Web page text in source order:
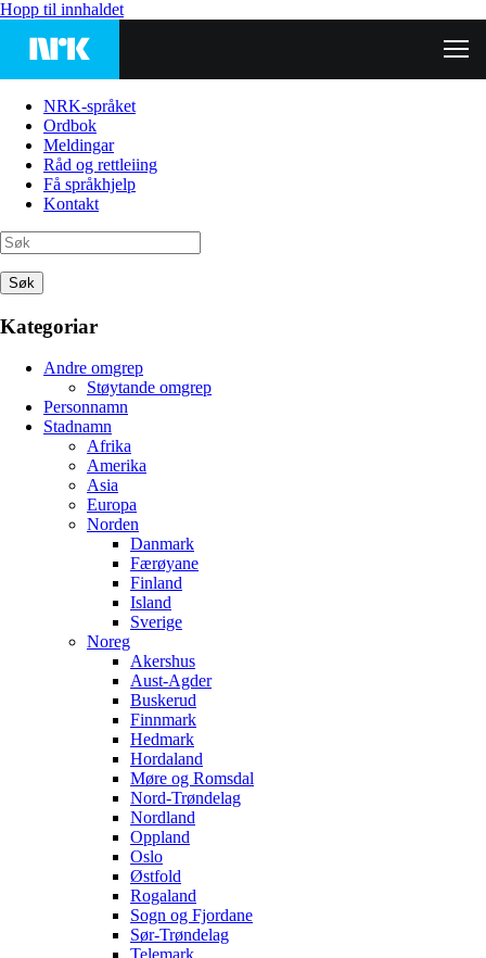
Hopp til innhaldet
NRK-språket
Ordbok
Meldingar
Råd og rettleiing
Få språkhjelp
Kontakt
Søk
Kategoriar
Andre omgrep
Støytande omgrep
Personnamn
Stadnamn
Afrika
Amerika
Asia
Europa
Norden
Danmark
Færøyane
Finland
Island
Sverige
Noreg
Akershus
Aust-Agder
Buskerud
Finnmark
Hedmark
Hordaland
Møre og Romsdal
Nord-Trøndelag
Nordland
Oppland
Oslo
Østfold
Rogaland
Sogn og Fjordane
Sør-Trøndelag